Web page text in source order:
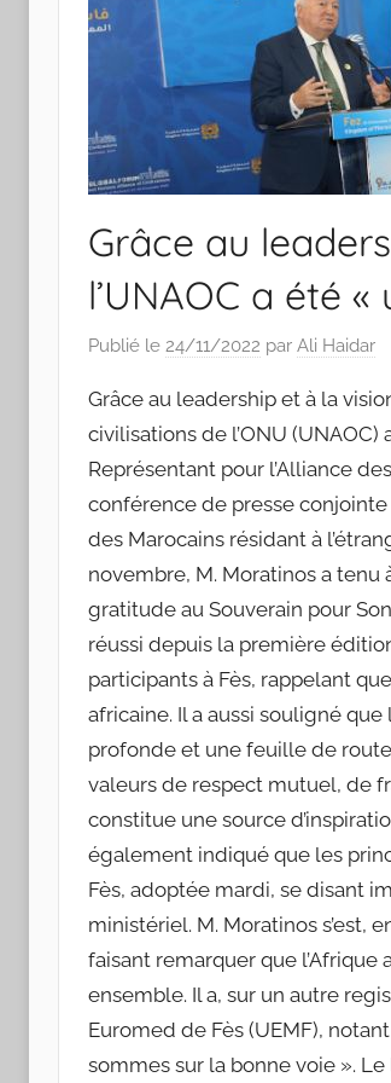
Grâce au
l’UNAOC a été
Publié le 24/11/2022 par Ali Haidar
Grâce au leadership et à la
civilisations de l’ONU
Représentant pour l’Alliance
conférence de presse
des Marocains résidant à
novembre, M. Moratinos a
gratitude au Souverain pour
réussi depuis la première
participants à Fès, rappelant
africaine. Il a aussi souligné
profonde et une feuille de
valeurs de respect mutuel, de
constitue une source
également indiqué que les
Fès, adoptée mardi, se disant
ministériel. M. Moratinos s’est,
faisant remarquer que l’Afrique
ensemble. Il a, sur un autre
Euromed de Fès (UEMF),
sommes sur la bonne voie ».